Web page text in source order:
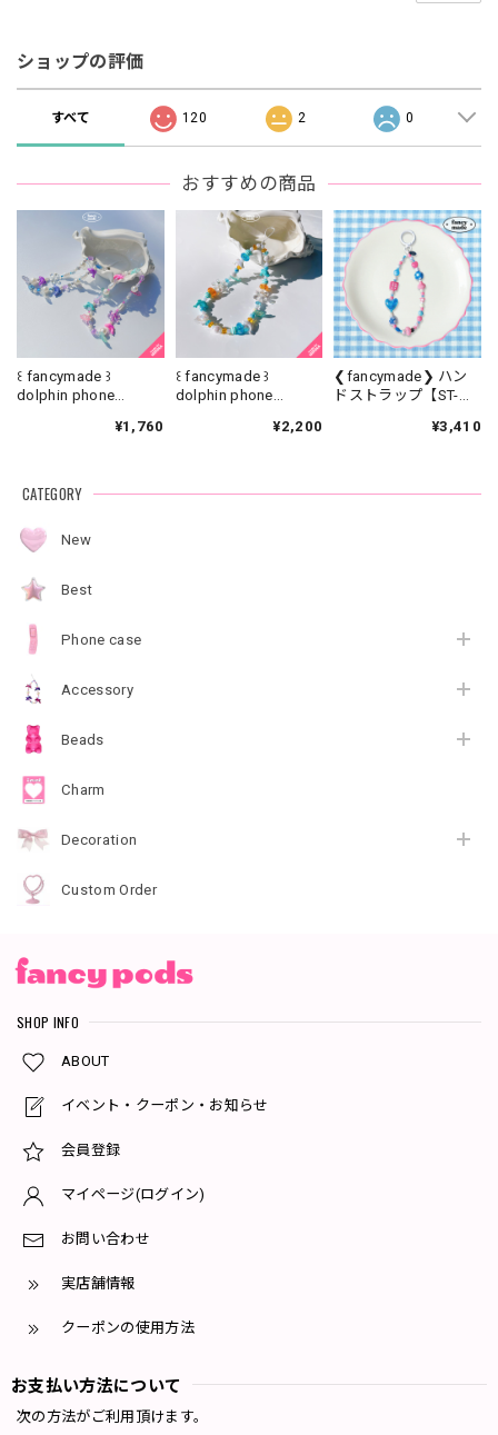
ショップの評価
すべて 120 2 0
おすすめの商品
꒰ fancymade ꒱
dolphin phone
¥1,760
꒰ fancymade ꒱
dolphin phone
¥2,200
❮fancymade❯ ハン
ドストラップ【ST-
¥3,410
CATEGORY
New
Best
Phone case
Accessory
Beads
Charm
Decoration
Custom Order
SHOP INFO
ABOUT
イベント・クーポン・お知らせ
会員登録
マイページ(ログイン)
お問い合わせ
実店舗情報
クーポンの使用方法
お支払い方法について
次の方法がご利用頂けます。